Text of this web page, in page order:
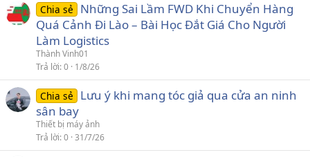
Chia sẻ
Những Sai Lầm FWD Khi Chuyển Hàng
Quá Cảnh Đi Lào – Bài Học Đắt Giá Cho Người
Làm Logistics
Thành Vinh01
Trả lời 0 1/8/26
Chia sẻ
Lưu ý khi mang tóc giả qua cửa an ninh
sân bay
Thiết bị máy ảnh
Trả lời 0 31/7/26